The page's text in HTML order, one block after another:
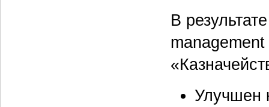
В
Улучшен